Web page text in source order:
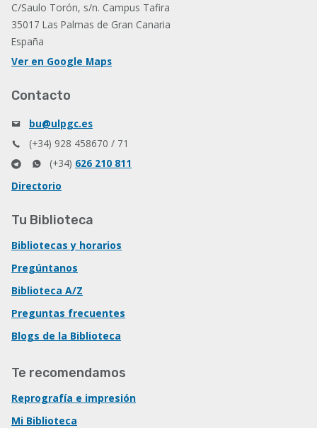
C/Saulo Torón, s/n. Campus Tafira
35017 Las Palmas de Gran Canaria
España
Ver en Google Maps
Contacto
bu@ulpgc.es
(+34) 928 458670 / 71
(+34) 626 210 811
Directorio
Tu Biblioteca
Bibliotecas y horarios
Pregúntanos
Biblioteca A/Z
Preguntas frecuentes
Blogs de la Biblioteca
Te recomendamos
Reprografía e impresión
Mi Biblioteca